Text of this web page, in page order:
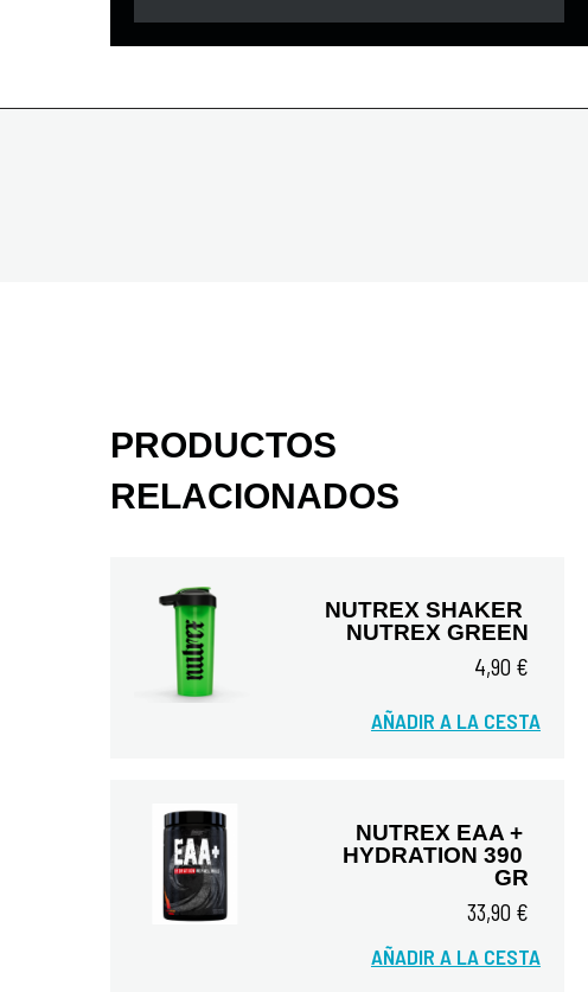
PRODUCTOS
RELACIONADOS
NUTREX SHAKER
NUTREX GREEN
4,90 €
AÑADIR A LA CESTA
NUTREX EAA +
HYDRATION 390
GR
33,90 €
AÑADIR A LA CESTA